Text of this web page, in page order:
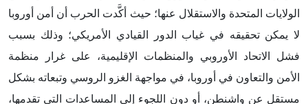
الولايات المتحدة والاستقلال عنها؛ حيث أكَّدت الحرب أن أمن أوروبا
لا يمكن تحقيقه في غياب الدور القيادي الأمريكي؛ وذلك بسبب
فشل الاتحاد الأوروبي والمنظمات الإقليمية، على غرار منظمة
الأمن والتعاون في أوروبا، في مواجهة الغزو الروسي وتبعاته بشكل
مستقل عن واشنطن، أو دون اللجوء إلى المساعدات التي تقدمها،